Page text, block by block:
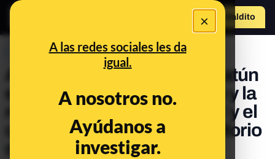
×
A las redes sociales les da
igual.
A nosotros no.
Ayúdanos a
investigar.
Hazte Maldito
PREBUNKING
Aburrirse como una ostra, atún
en lata en grupos de riesgo y la
relación entre la vitamina C y el
cáncer. Llega el 24º consultorio
de Maldita Alimentación